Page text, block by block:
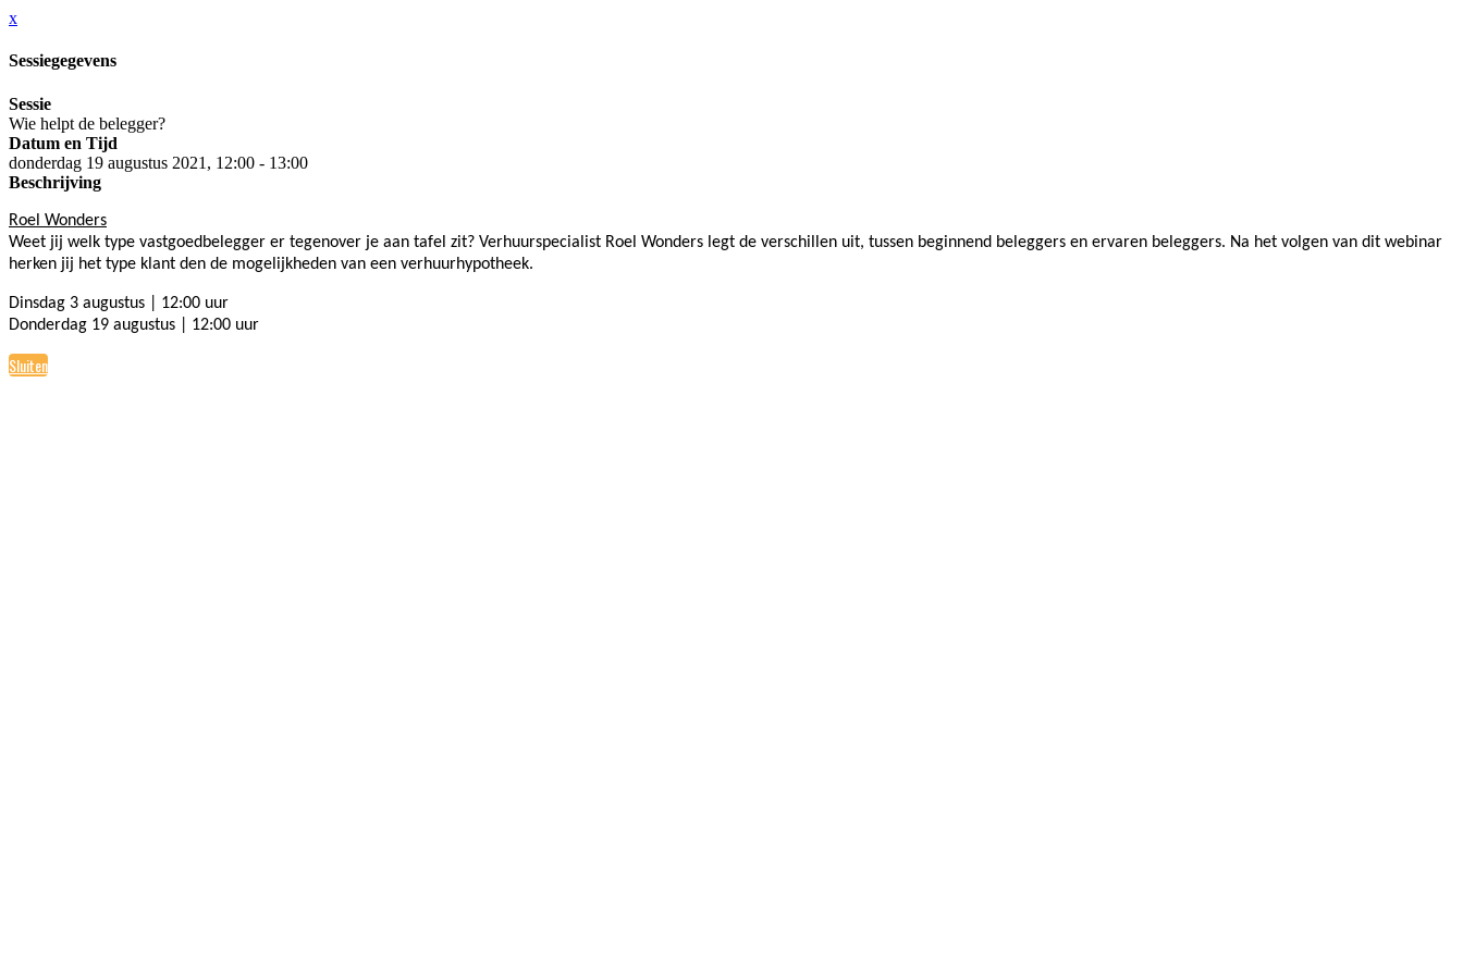
x
Sessiegegevens
Sessie
Wie helpt de belegger?
Datum en Tijd
donderdag 19 augustus 2021, 12:00 - 13:00
Beschrijving
Roel Wonders
Weet jij welk type vastgoedbelegger er tegenover je aan tafel zit? Verhuurspecialist Roel Wonders legt de verschillen uit, tussen beginnend beleggers en ervaren beleggers. Na het volgen van dit webinar
herken jij het type klant den de mogelijkheden van een verhuurhypotheek.
Dinsdag 3 augustus | 12:00 uur
Donderdag 19 augustus | 12:00 uur
Sluiten